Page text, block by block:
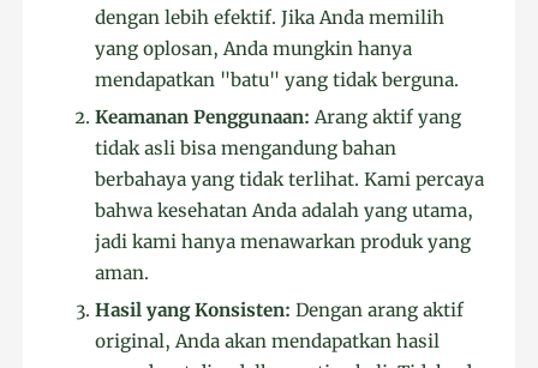
dengan lebih efektif. Jika Anda memilih
yang oplosan, Anda mungkin hanya
mendapatkan "batu" yang tidak berguna.
Keamanan Penggunaan: Arang aktif yang
tidak asli bisa mengandung bahan
berbahaya yang tidak terlihat. Kami percaya
bahwa kesehatan Anda adalah yang utama,
jadi kami hanya menawarkan produk yang
aman.
Hasil yang Konsisten: Dengan arang aktif
original, Anda akan mendapatkan hasil